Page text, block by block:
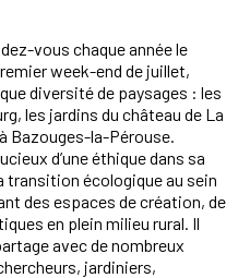
vous chaque année le
week-end de juillet,
diversité de paysages : les
les jardins du château de La
Bazouges-la-Pérouse.
d’une éthique dans sa
transition écologique au sein
des espaces de création, de
en plein milieu rural. Il
avec de nombreux
jardiniers,